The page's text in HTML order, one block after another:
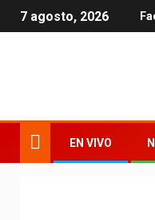
7 agosto, 2026
EN VIVO